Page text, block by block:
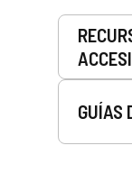
Servicios
GUÍAS